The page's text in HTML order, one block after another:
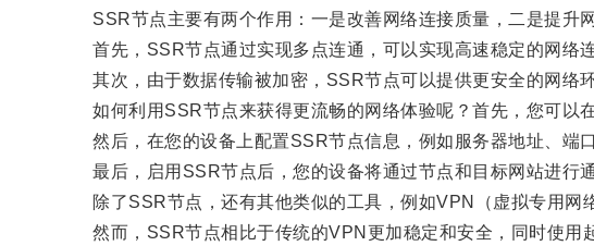
SSR节点主要有两个作用：一是改善网络连接质量，二是提升网
首先，SSR节点通过实现多点连通，可以实现高速稳定的网络连
其次，由于数据传输被加密，SSR节点可以提供更安全的网络环
如何利用SSR节点来获得更流畅的网络体验呢？首先，您可以
然后，在您的设备上配置SSR节点信息，例如服务器地址、端口
最后，启用SSR节点后，您的设备将通过节点和目标网站进行通
除了SSR节点，还有其他类似的工具，例如VPN（虚拟专用网
然而，SSR节点相比于传统的VPN更加稳定和安全，同时使用起